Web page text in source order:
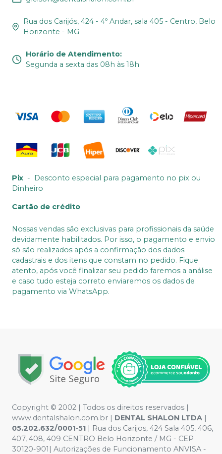
Rua dos Carijós, 424 - 4º Andar, sala 405 - Centro, Belo
Horizonte - MG
Horário de Atendimento:
Segunda a sexta das 08h às 18h
Pix - Desconto especial para pagamento no pix ou
Dinheiro
Cartão de crédito
Nossas vendas são exclusivas para profissionais da saúde
devidamente habilitados. Por isso, o pagamento e envio
só são realizados após a confirmação dos dados
cadastrais e dos itens que constam no pedido. Fique
atento, após você finalizar seu pedido faremos a análise
e caso tudo esteja correto enviaremos os dados de
pagamento via WhatsApp.
Copyright © 2002 | Todos os direitos reservados |
www.dentalshalon.com.br | DENTAL SHALON LTDA |
05.202.632/0001-51 | Rua dos Carijos, 424 Sala 405, 406,
407, 408, 409 CENTRO Belo Horizonte / MG - CEP
30120-901| Autorizações de Funcionamento ANVISA -